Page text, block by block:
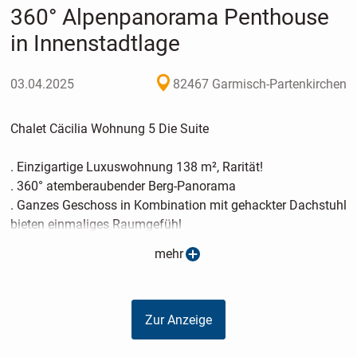
360° Alpenpanorama Penthouse
in Innenstadtlage
03.04.2025 82467 Garmisch-Partenkirchen
Chalet Cäcilia Wohnung 5 Die Suite
. Einzigartige Luxuswohnung 138 m², Rarität!
. 360° atemberaubender Berg-Panorama
. Ganzes Geschoss in Kombination mit gehackter Dachstuhl
bieten einmaliges Raumgefühl
. Riesiger Wohn-/Ess- & Kochbereich mit 78 m²
. Schlafzimmer mit Bergblick und Sonnenaufgang
Diese Penthouse-Wohnung ist ein absolutes Unikat. Eine
Immobilie, die ihresgleichen sucht - für alle, die nur das
mehr
Zur Anzeige